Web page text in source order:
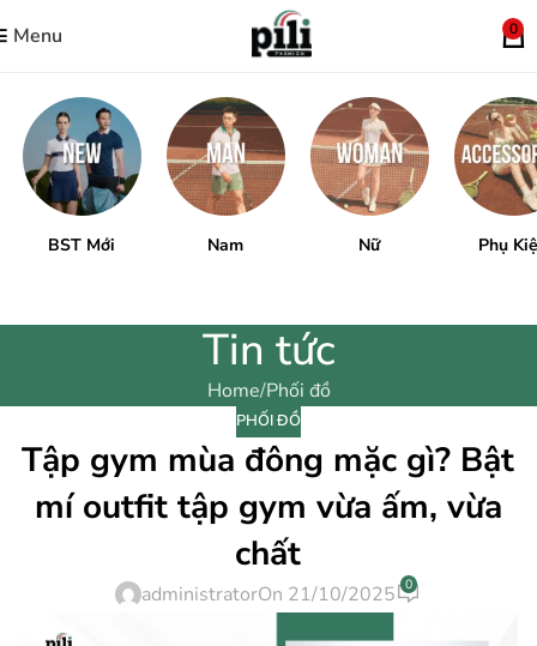
Menu 0
BST Mới Nam Nữ Phụ
Tin tức
Home Phối đồ
PHỐI ĐỒ
Tập gym mùa đông mặc gì? Bật
mí outfit tập gym vừa ấm, vừa
chất
administratorOn 21/10/2025 0